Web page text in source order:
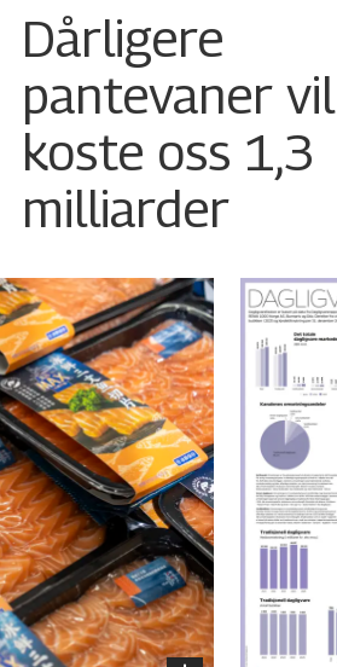
Dårligere
pantevaner vil
koste oss 1,3
milliarder